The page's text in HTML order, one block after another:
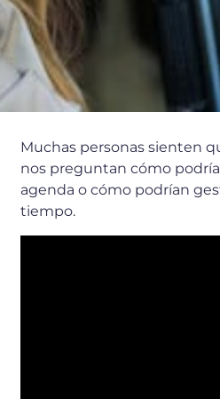
Muchas personas sienten
nos preguntan cómo
agenda o cómo podrían
tiempo.